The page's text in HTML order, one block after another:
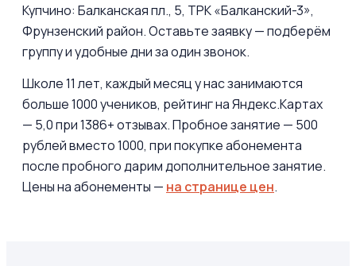
Купчино: Балканская пл., 5, ТРК «Балканский-3»,
Фрунзенский район. Оставьте заявку — подберём
группу и удобные дни за один звонок.
Школе 11 лет, каждый месяц у нас занимаются
больше 1000 учеников, рейтинг на Яндекс.Картах
— 5,0 при 1386+ отзывах. Пробное занятие — 500
рублей вместо 1000, при покупке абонемента
после пробного дарим дополнительное занятие.
Цены на абонементы — на странице цен.